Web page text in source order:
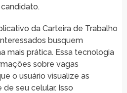
da Carteira de Trabalho
busquem
mais prática. Essa tecnologia
sobre vagas
o usuário visualize as
seu celular. Isso